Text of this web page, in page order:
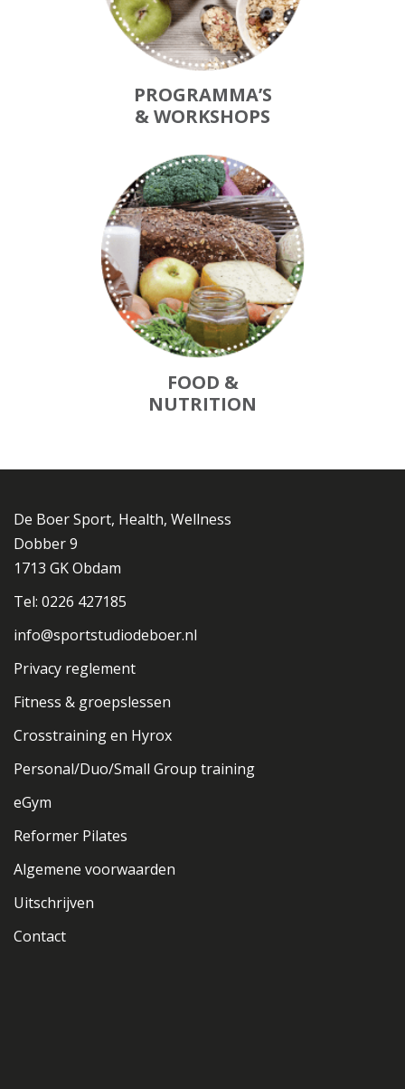
PROGRAMMA’S
& WORKSHOPS
FOOD &
NUTRITION
De Boer Sport, Health, Wellness
Dobber 9
1713 GK Obdam
Tel: 0226 427185
info@sportstudiodeboer.nl
Privacy reglement
Fitness & groepslessen
Crosstraining en Hyrox
Personal/Duo/Small Group training
eGym
Reformer Pilates
Algemene voorwaarden
Uitschrijven
Contact